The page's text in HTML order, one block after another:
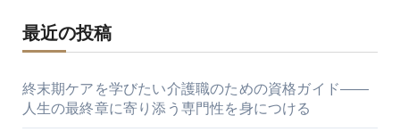
最近の投稿
終末期ケアを学びたい介護職のための資格ガイド――
人生の最終章に寄り添う専門性を身につける